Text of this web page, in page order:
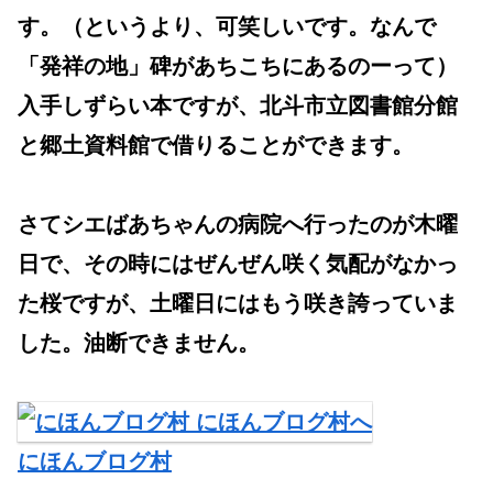
す。（というより、可笑しいです。なんで
「発祥の地」碑があちこちにあるのーって）
入手しずらい本ですが、北斗市立図書館分館
と郷土資料館で借りることができます。
さてシエばあちゃんの病院へ行ったのが木曜
日で、その時にはぜんぜん咲く気配がなかっ
た桜ですが、土曜日にはもう咲き誇っていま
した。油断できません。
にほんブログ村